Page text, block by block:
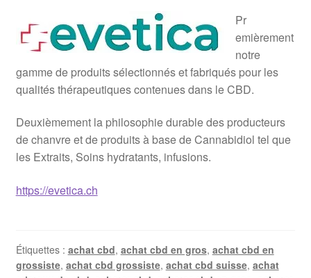
Pr
emièrement
notre
gamme de produits sélectionnés et fabriqués pour les
qualités thérapeutiques contenues dans le CBD.
Deuxièmement la philosophie durable des producteurs
de chanvre et de produits à base de Cannabidiol tel que
les Extraits, Soins hydratants, infusions.
https://evetica.ch
Étiquettes : achat cbd, achat cbd en gros, achat cbd en
grossiste, achat cbd grossiste, achat cbd suisse, achat